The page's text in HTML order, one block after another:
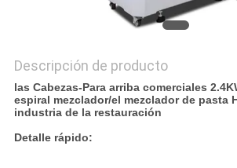
Descripción de producto
las Cabezas-Para arriba comerciales
espiral mezclador/el mezclador de pasta
industria de la restauración
Detalle rápido: